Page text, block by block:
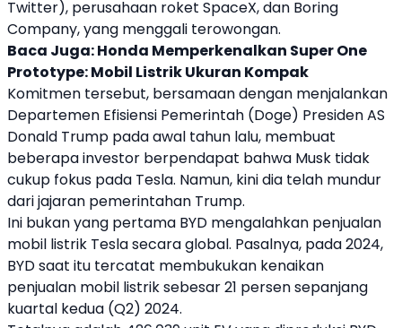
Twitter), perusahaan roket SpaceX, dan Boring
Company, yang menggali terowongan.
Baca Juga:Honda Memperkenalkan Super One
Prototype: Mobil Listrik Ukuran Kompak
Komitmen tersebut, bersamaan dengan menjalankan
Departemen Efisiensi Pemerintah (Doge) Presiden AS
Donald Trump pada awal tahun lalu, membuat
beberapa investor berpendapat bahwa Musk tidak
cukup fokus pada Tesla. Namun, kini dia telah mundur
dari jajaran pemerintahan Trump.
Ini bukan yang pertama BYD mengalahkan penjualan
mobil listrik Teslasecara global. Pasalnya, pada 2024,
BYDsaat itu tercatat membukukan kenaikan
penjualan mobil listriksebesar 21 persen sepanjang
kuartal kedua (Q2) 2024.